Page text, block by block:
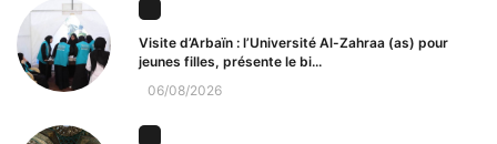
Visite d’Arbaïn : l’Université Al-Zahraa (as) pour
jeunes filles, présente le bi...
06/08/2026